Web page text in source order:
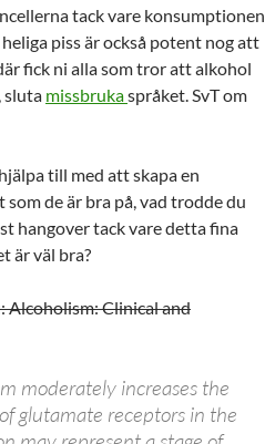
tack vare konsumptionen
piss är också potent nog att
fick ni alla som tror att alkohol
sluta missbrukaspråket. SvT om
till med att skapa en
de är bra på, vad trodde du
hangover tack vare detta fina
är väl bra?
Alcoholism: Clinical and
moderately increases the
glutamate receptors in the